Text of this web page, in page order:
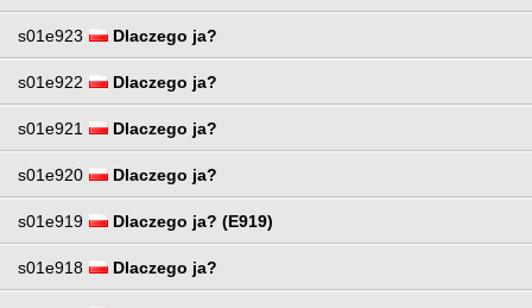
s01e923 Dlaczego ja?
s01e922 Dlaczego ja?
s01e921 Dlaczego ja?
s01e920 Dlaczego ja?
s01e919 Dlaczego ja? (E919)
s01e918 Dlaczego ja?